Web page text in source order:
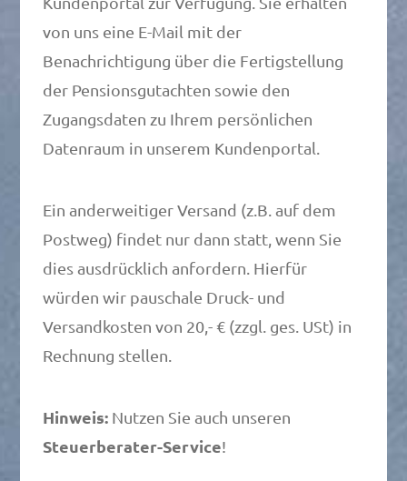
von uns eine E-Mail mit der
Benachrichtigung über die Fertigstellung
der Pensionsgutachten sowie den
Zugangsdaten zu Ihrem persönlichen
Datenraum in unserem Kundenportal.
Ein anderweitiger Versand (z.B. auf dem
Postweg) findet nur dann statt, wenn Sie
dies ausdrücklich anfordern. Hierfür
würden wir pauschale Druck- und
Versandkosten von 20,- € (zzgl. ges. USt) in
Rechnung stellen.
Hinweis: Nutzen Sie auch unseren
Steuerberater-Service!